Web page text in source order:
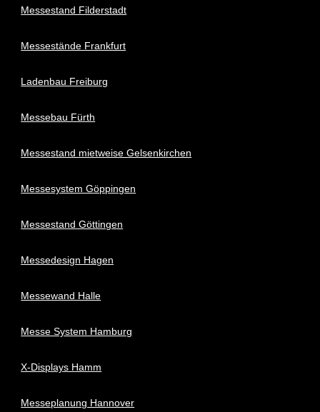
Messestand Filderstadt
Messestände Frankfurt
Ladenbau Freiburg
Messebau Fürth
Messestand mietweise Gelsenkirchen
Messesystem Göppingen
Messestand Göttingen
Messedesign Hagen
Messewand Halle
Messe System Hamburg
X-Displays Hamm
Messeplanung Hannover